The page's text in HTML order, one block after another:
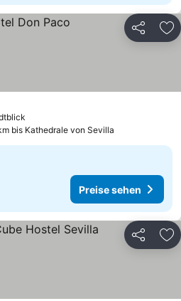
Teilen
bis Kathedrale von Sevilla
Preise sehen
Teilen